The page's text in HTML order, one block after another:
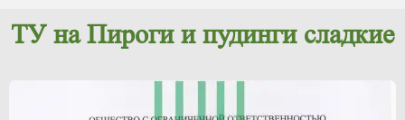
ТУ на Пироги и пудинги сладкие